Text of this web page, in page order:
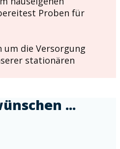
Proben für
um die Versorgung
stationären
...